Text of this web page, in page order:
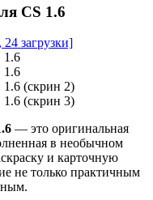
CS 1.6
загрузки]
— это оригинальная
в необычном
и карточную
не только практичным